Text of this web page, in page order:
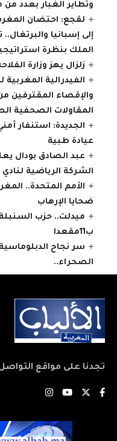
وتطاير الغبار بعدد
إلى إسبانيا
الملك بنظرة
زلزال يهز وزارة
الفيدرالية
والإقصاء المقترفين
المقاولات الصحفية
الجديدة: استنفار
عيادة طبية
عبد الصادق بودال
الشركة الرياضية
الأمم المتحدة..
ضحايا الإرهاب
ميدلت.. حزب
ب11مقعدا
سر نجاح
الصحراء..
تجدنا على مواقع